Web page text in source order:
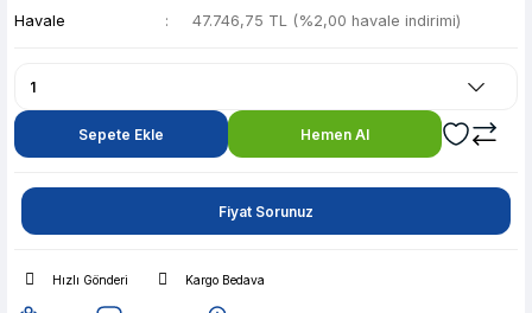
Havale
47.746,75 TL (%2,00 havale indirimi)
Sepete Ekle Hemen Al
Fiyat Sorunuz
Hızlı Gönderi Kargo Bedava